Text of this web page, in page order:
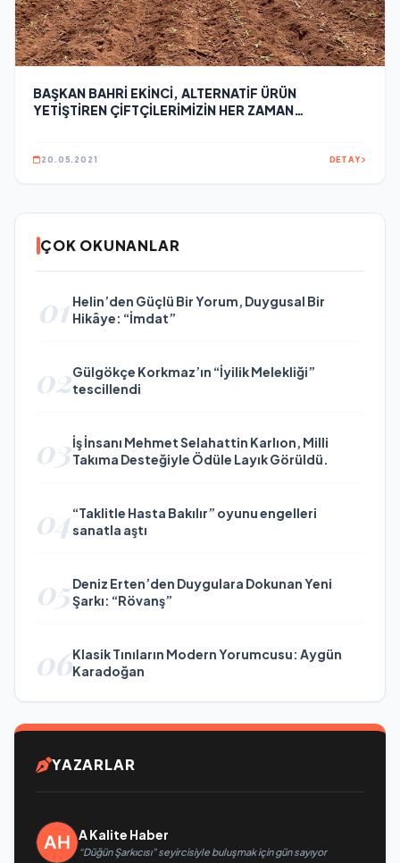
BAŞKAN BAHRİ EKİNCİ, ALTERNATİF ÜRÜN
YETİŞTİREN ÇİFTÇİLERİMİZİN HER ZAMAN
20.05.2021 DETAY
ÇOK OKUNANLAR
01 Helin’den Güçlü Bir Yorum, Duygusal Bir
Hikâye: “İmdat”
02Gülgökçe Korkmaz’ın “İyilik Melekliği”
tescillendi
03İş İnsanı Mehmet Selahattin Karlıon, Milli
Takıma Desteğiyle Ödüle Layık Görüldü.
04“Taklitle Hasta Bakılır” oyunu engelleri
sanatla aştı
05Deniz Erten’den Duygulara Dokunan Yeni
Şarkı: “Rövanş”
06Klasik Tınıların Modern Yorumcusu: Aygün
Karadoğan
YAZARLAR
A Kalite Haber
“Düğün Şarkıcısı” seyircisiyle buluşmak için gün sayıyor